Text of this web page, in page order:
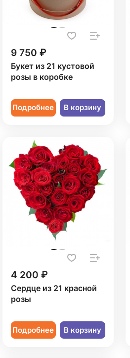
9 750 ₽
Букет из 21 кустовой
розы в коробке
Подробнее В корзину
4 200 ₽
Сердце из 21 красной
розы
Подробнее В корзину